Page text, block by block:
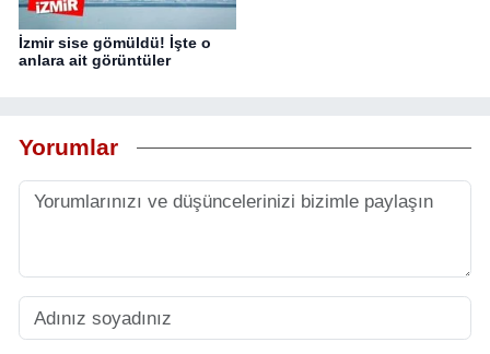
İzmir sise gömüldü! İşte o
anlara ait görüntüler
Yorumlar